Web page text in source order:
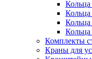
Кольца
Комплекты
Краны для